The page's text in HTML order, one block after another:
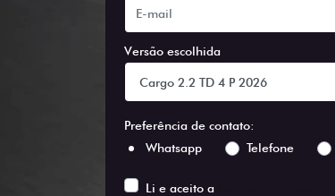
Versão escolhida
Preferência de contato:
Whatsapp
Telefone
Li e aceito a